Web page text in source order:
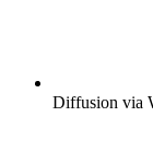
Diffusion via